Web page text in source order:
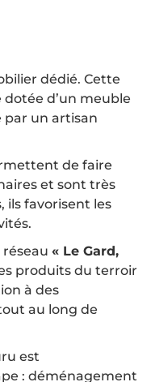
dédié. Cette
dotée d’un meuble
par un artisan
de faire
et sont très
ils favorisent les
réseau« Le Gard,
produits du terroir
à des
au long de
est
: déménagement